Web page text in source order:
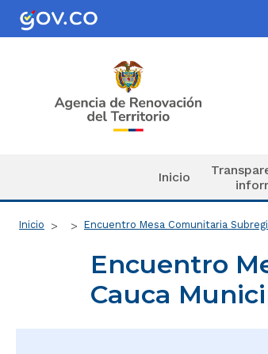
Pasar al contenido principal
Navegación
Inicio
Ruta de navegación
Inicio Encuentro Mesa Comunitaria
Encuentro
Cauca